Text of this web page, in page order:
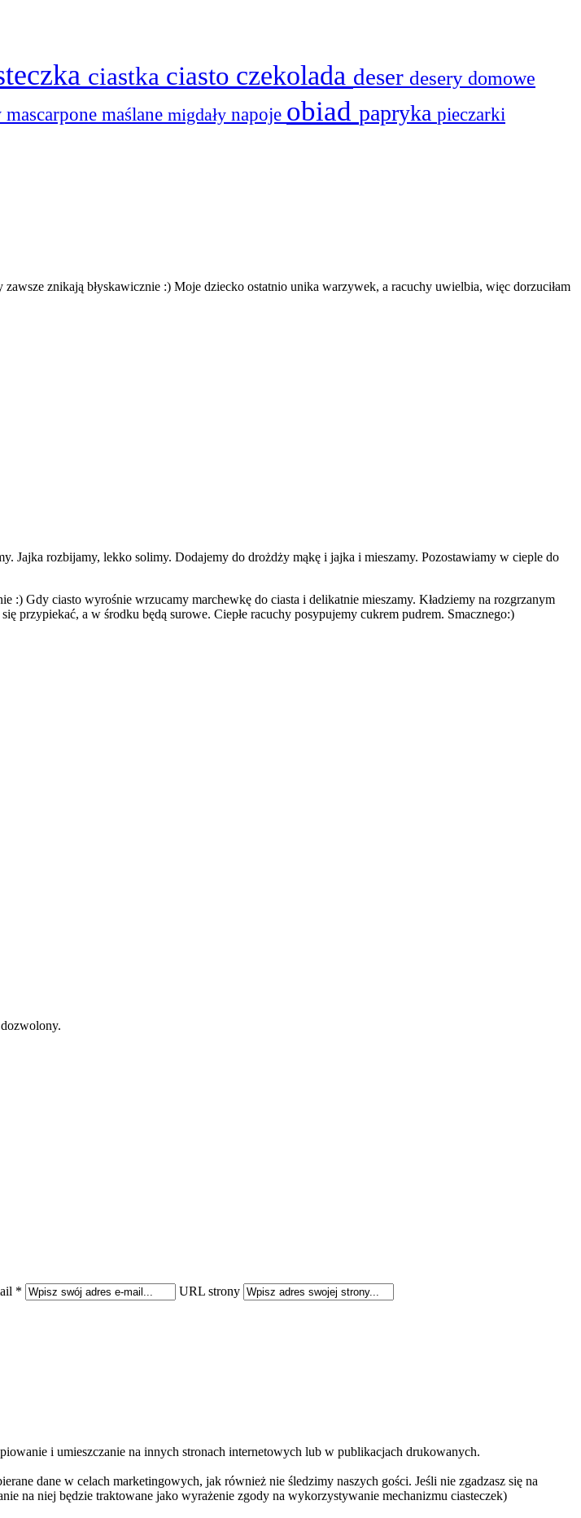
ciastka ciasto czekolada deser desery domowe
mascarpone maślane migdały napoje obiad papryka pieczarki
znikają błyskawicznie :) Moje dziecko ostatnio unika warzywek, a racuchy uwielbia, więc dorzuciłam
Jajka rozbijamy, lekko solimy. Dodajemy do drożdży mąkę i jajka i mieszamy. Pozostawiamy w cieple do
:) Gdy ciasto wyrośnie wrzucamy marchewkę do ciasta i delikatnie mieszamy. Kładziemy na rozgrzanym
przypiekać, a w środku będą surowe. Ciepłe racuchy posypujemy cukrem pudrem. Smacznego:)
* URL strony
i umieszczanie na innych stronach internetowych lub w publikacjach drukowanych.
dane w celach marketingowych, jak również nie śledzimy naszych gości. Jeśli nie zgadzasz się na
na niej będzie traktowane jako wyrażenie zgody na wykorzystywanie mechanizmu ciasteczek)